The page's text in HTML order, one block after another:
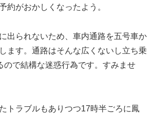
約がおかしくなったよう。
出られないため、車内通路を五号車か
ます。通路はそんな広くないし立ち乗
ので結構な迷惑行為です。すみませ
トラブルもありつつ17時半ごろに鳳